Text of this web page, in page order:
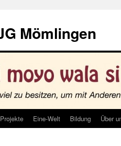
Mömlingen
Projekte Eine-Welt Bildung Über